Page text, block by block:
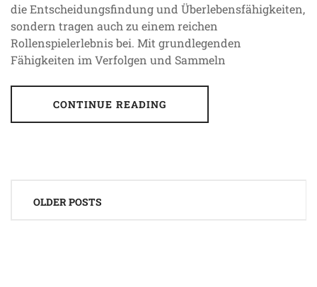
die Entscheidungsfindung und Überlebensfähigkeiten,
sondern tragen auch zu einem reichen
Rollenspielerlebnis bei. Mit grundlegenden
Fähigkeiten im Verfolgen und Sammeln
CONTINUE READING
navigation
OLDER POSTS